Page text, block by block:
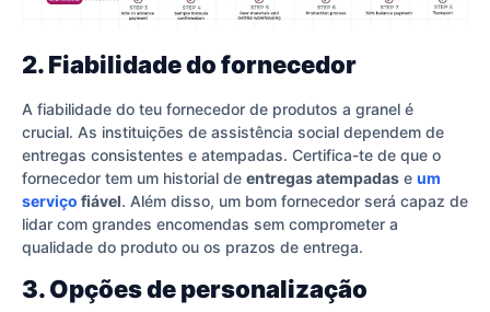
2. Fiabilidade do fornecedor
A fiabilidade do teu fornecedor de produtos a granel é
crucial. As instituições de assistência social dependem de
entregas consistentes e atempadas. Certifica-te de que o
fornecedor tem um historial de entregas atempadas e um
serviço fiável. Além disso, um bom fornecedor será capaz de
lidar com grandes encomendas sem comprometer a
qualidade do produto ou os prazos de entrega.
3. Opções de personalização